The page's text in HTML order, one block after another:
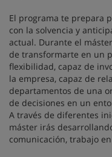
El programa te prepara
con la solvencia y
actual. Durante el
de transformarte en un
flexibilidad, capaz de
la empresa, capaz de
departamentos de una
de decisiones en un
A través de diferentes
máster irás
comunicación, trabajo